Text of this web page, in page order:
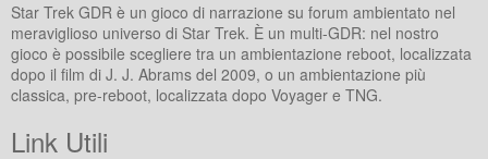
Star Trek GDR è un gioco di narrazione su forum ambientato nel
meraviglioso universo di Star Trek. È un multi-GDR: nel nostro
gioco è possibile scegliere tra un ambientazione reboot, localizzata
dopo il film di J. J. Abrams del 2009, o un ambientazione più
classica, pre-reboot, localizzata dopo Voyager e TNG.
Link Utili